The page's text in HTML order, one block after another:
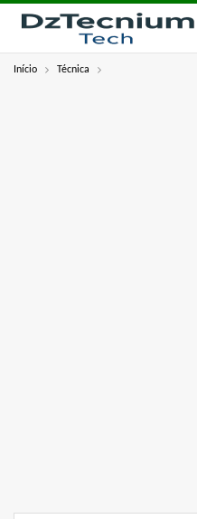
Início Técnica